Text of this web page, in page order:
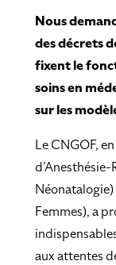
Nous
des décrets
fixent le
soins en
sur les
Le CNGOF,
d’Anesthésie-
Néonatalogie)
Femmes), a
aux attentes